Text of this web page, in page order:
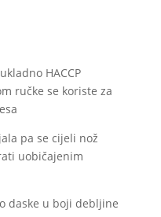
HACCP
ručke se koriste za
pa se cijeli nož
uobičajenim
daske u boji debljine